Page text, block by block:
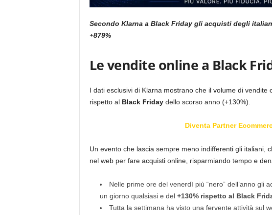
Secondo Klarna a Black Friday gli acquisti degli
+879%
Le vendite online a Black
I dati esclusivi di Klarna mostrano che il volume di
rispetto al Black Friday dello scorso anno (+130%).
Diventa Partner
Un evento che lascia sempre meno indifferenti gli italiani,
nel web per fare acquisti online, risparmiando tempo e
Nelle prime ore del venerdì più “nero” dell’anno gli
un giorno qualsiasi e del +130% rispetto al Black
Tutta la settimana ha visto una fervente attività sul